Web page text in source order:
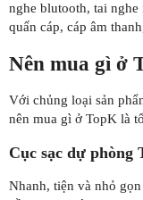
nghe blutooth, tai
quấn cáp, cáp âm
Nên mua gì ở
Với chủng loại sản
nên mua gì ở TopK là
Cục sạc dự phòng
Nhanh, tiện và nhỏ